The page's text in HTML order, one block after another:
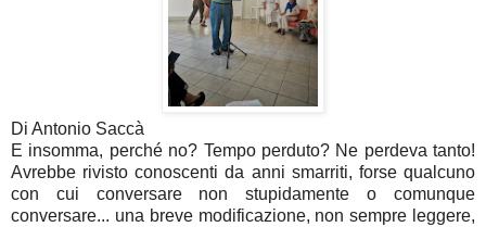
Di Antonio Saccà
E insomma, perché no? Tempo perduto? Ne perdeva tanto!
Avrebbe rivisto conoscenti da anni smarriti, forse qualcuno
con cui conversare non stupidamente o comunque
conversare... una breve modificazione, non sempre leggere,